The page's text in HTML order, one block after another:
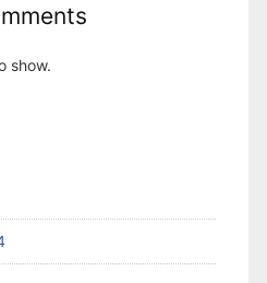
show.